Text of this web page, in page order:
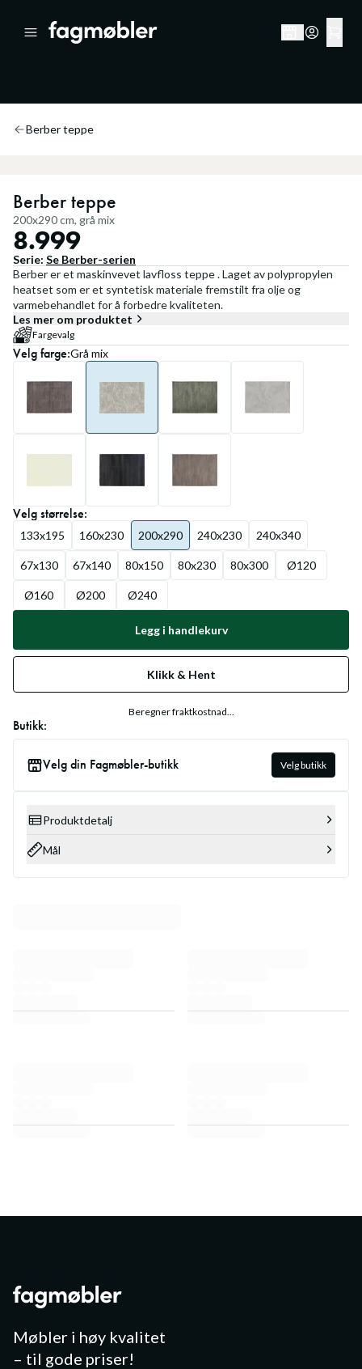
Berber teppe
Berber teppe
200x290 cm, grå mix
8.999
Serie: Se Berber-serien
Berber er et maskinvevet lavfloss teppe . Laget av polypropylen
heatset som er et syntetisk materiale fremstilt fra olje og
varmebehandlet for å forbedre kvaliteten.
Les mer om produktet
Fargevalg
Velgfarge:Grå mix
Velgstørrelse:
133x195 160x230 200x290 240x230 240x340
67x130 67x140 80x150 80x230 80x300 Ø120
Ø160 Ø200 Ø240
Legg i handlekurv
Klikk & Hent
Beregner fraktkostnad...
Butikk:
Velg din Fagmøbler-butikk Velg butikk
Produktdetalj
Mål
Møbler i høy kvalitet
– til gode priser!